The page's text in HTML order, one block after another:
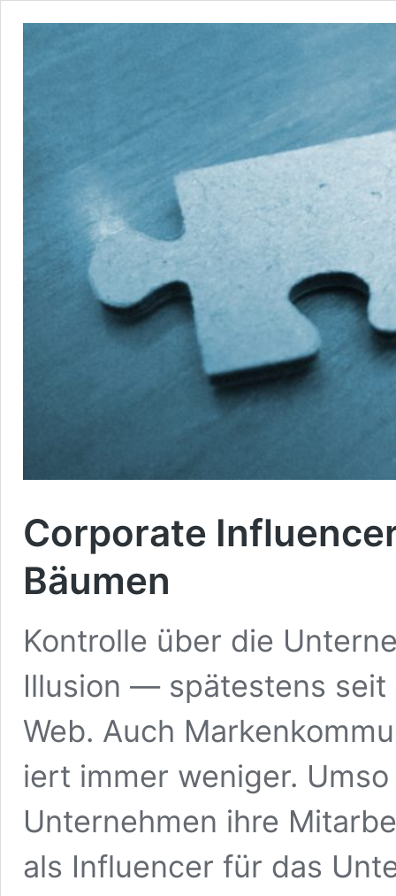
Corporate
Bäumen
Kon­trolle über die
Illu­sion — spätestens seit
Web. Auch
iert immer weniger.
Unternehmen ihre
als Influ­encer für das